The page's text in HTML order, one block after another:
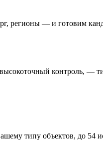
регионы — и готовим
контроль, —
типу объектов, до 54